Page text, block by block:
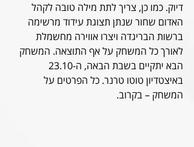
דיוק. כמו כן, צריך לתת מילה טובה לקהל
האדום שחור שנתן תצוגת עידוד מרשימה
ברשות הבריגדה ויצרו אווירה מחשמלת
לאורך כל המשחק על אף התוצאה. המשחק
באיצטדיון טוטו טרנר. כל הפרטים על
המשחק – בקרוב.